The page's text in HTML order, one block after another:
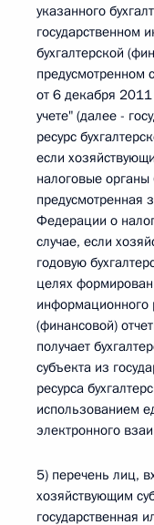
указанного
государственном
бухгалтерской
предусмотренном
от 6 декабря
учете" (далее -
ресурс
если
налоговые органы
предусмотренная
Федерации о
случае, если
годовую
целях
информационного
(финансовой)
получает
субъекта из
ресурса
использованием
электронного
5) перечень лиц,
хозяйствующим
государственная